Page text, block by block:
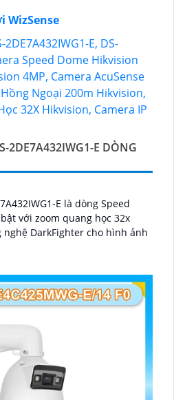
WizSense
2DE7A432IWG1-E DÒNG
E là dòng Speed
với zoom quang học 32x
nghệ DarkFighter cho hình ảnh